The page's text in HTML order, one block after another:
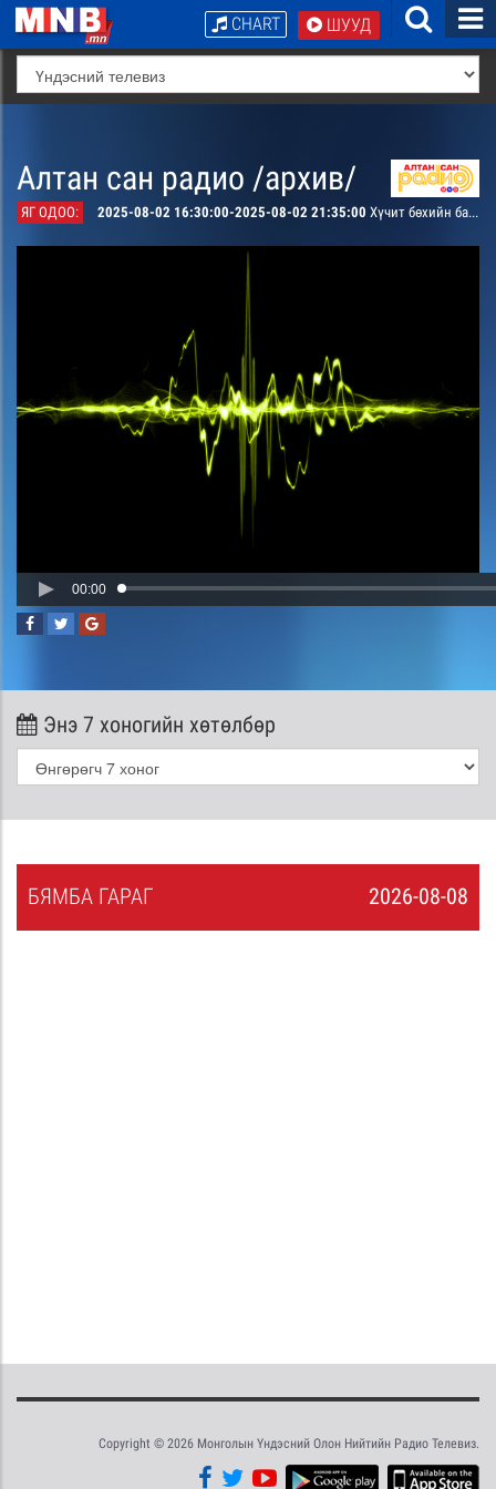
ШУУД
CHART
Алтан сан радио /архив/
ЯГ ОДОО: 2025-08-02 16:30:00-2025-08-02 21:35:00 Хүчит бөхийн барилдаан Үндэсний их баяр наадмын тойм
00:00
Энэ 7 хоногийн хөтөлбөр
2026-08-08
БЯМБА ГАРАГ
Copyright © 2026 Монголын Үндэсний Олон Нийтийн Радио Телевиз.